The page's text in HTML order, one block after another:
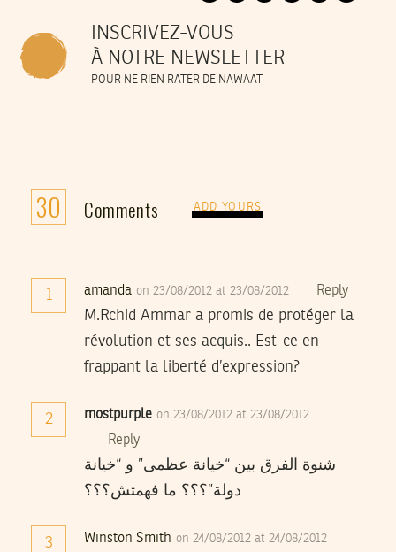
INSCRIVEZ-VOUS
À NOTRE NEWSLETTER
POUR NE RIEN RATER DE NAWAAT
30 Comments ADD YOURS
1 amanda on 23/08/2012 at 23/08/2012 Reply
M.Rchid Ammar a promis de protéger la
révolution et ses acquis.. Est-ce en
frappant la liberté d’expression?
2 mostpurple on 23/08/2012 at 23/08/2012
Reply
شنوة الفرق بين “خيانة عظمى” و “خيانة
دولة”؟؟؟ ما فهمتش؟؟؟
3 Winston Smith on 24/08/2012 at 24/08/2012